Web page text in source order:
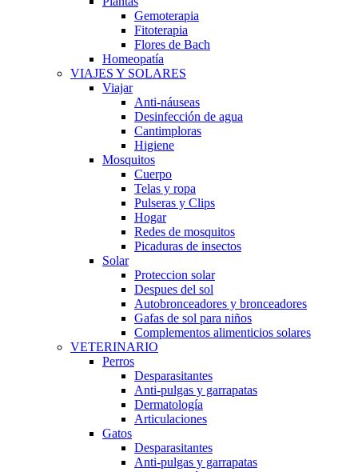
Gemoterapia
Fitoterapia
Flores de Bach
Homeopatía
VIAJES Y SOLARES
Viajar
Anti-náuseas
Desinfección de agua
Cantimploras
Higiene
Mosquitos
Cuerpo
Telas y ropa
Pulseras y Clips
Hogar
Redes de mosquitos
Picaduras de insectos
Solar
Proteccion solar
Despues del sol
Autobronceadores y bronceadores
Gafas de sol para niños
Complementos alimenticios solares
VETERINARIO
Perros
Desparasitantes
Anti-pulgas y garrapatas
Dermatología
Articulaciones
Gatos
Desparasitantes
Anti-pulgas y garrapatas